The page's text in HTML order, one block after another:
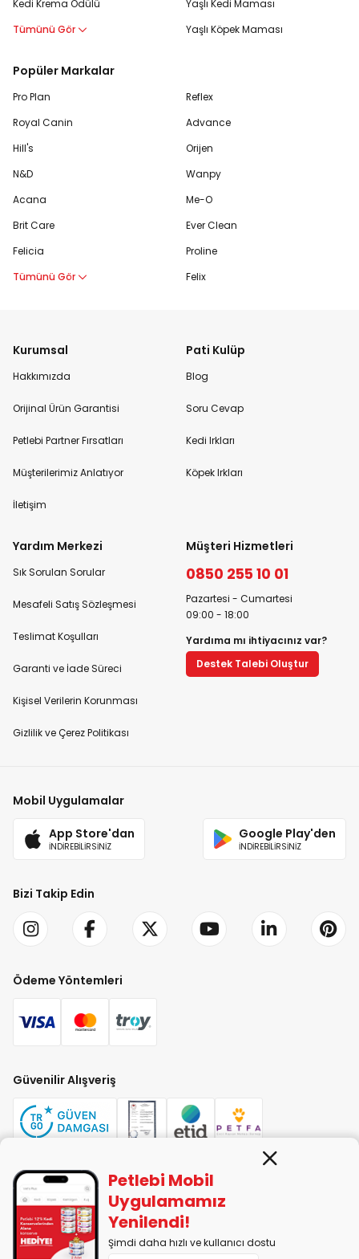
Kedi Krema Ödülü
Tümünü Gör
Yaşlı Kedi Maması
Yaşlı Köpek Maması
Popüler Markalar
Pro Plan
Royal Canin
Hill's
N&D
Acana
Brit Care
Felicia
Tümünü Gör
Reflex
Advance
Orijen
Wanpy
Me-O
Ever Clean
Proline
Felix
Kurumsal
Hakkımızda
Orijinal Ürün Garantisi
Petlebi Partner Fırsatları
Müşterilerimiz Anlatıyor
İletişim
Pati Kulüp
Blog
Soru Cevap
Kedi Irkları
Köpek Irkları
Yardım Merkezi
Sık Sorulan Sorular
Mesafeli Satış Sözleşmesi
Teslimat Koşulları
Garanti ve İade Süreci
Kişisel Verilerin Korunması
Gizlilik ve Çerez Politikası
Müşteri Hizmetleri
0850 255 10 01
Pazartesi - Cumartesi
09:00 - 18:00
Yardıma mı ihtiyacınız var?
Destek Talebi Oluştur
Mobil Uygulamalar
App Store'dan
İNDİREBİLİRSİNİZ
Google Play'den
İNDİREBİLİRSİNİZ
Bizi Takip Edin
Ödeme Yöntemleri
Güvenilir Alışveriş
PETLEBİ EVCİL HAYVAN ÜRÜNLERİ PAZ. SAN. TİC. LTD. ŞTİ. Alaşarköy Mah.
1. Alaşar Cad. No: 9 Osmangazi/Bursa
7290599225 vergi numarasıyla Uludağ Vergi Dairesi'ne bağlıdır.
Petlebi Mobil
Uygulamamız
Yenilendi!
Şimdi daha hızlı ve kullanıcı dostu